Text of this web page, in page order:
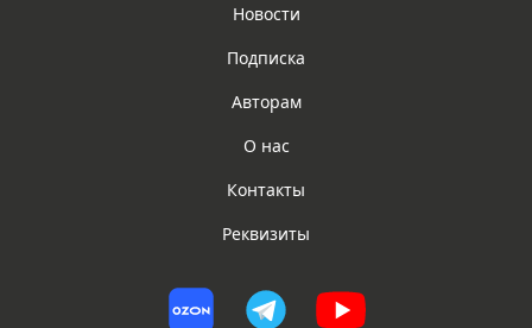
Новости
Подписка
Авторам
О нас
Контакты
Реквизиты